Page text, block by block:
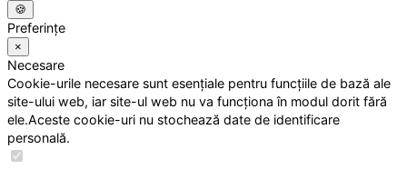
🍪
Preferințe
×
Necesare
Cookie-urile necesare sunt esențiale pentru funcțiile de bază ale
site-ului web, iar site-ul web nu va funcționa în modul dorit fără
ele.Aceste cookie-uri nu stochează date de identificare
personală.